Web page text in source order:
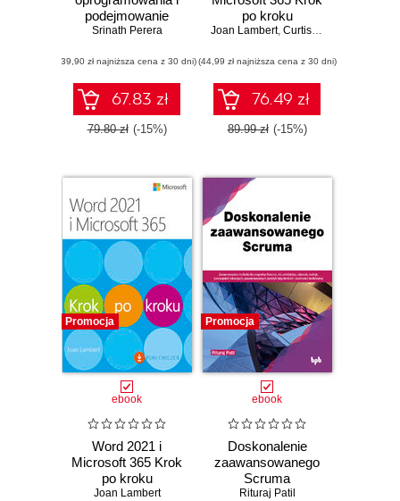
podejmowanie
decyzji:
przywództwa,
technologii i
zarządzania
produktem do
budowy świetnych
Srinath Perera
(39,90 zł najniższa cena z 30 dni)
67.83 zł
79.80 zł (-15%)
po kroku
Joan Lambert, Curtis Frye
(44,99 zł najniższa cena z 30 dni)
76.49 zł
89.99 zł (-15%)
Promocja
ebook
Word 2021 i
Microsoft 365 Krok
po kroku
Joan Lambert
Promocja
ebook
Doskonalenie
zaawansowanego
Scruma
Rituraj Patil